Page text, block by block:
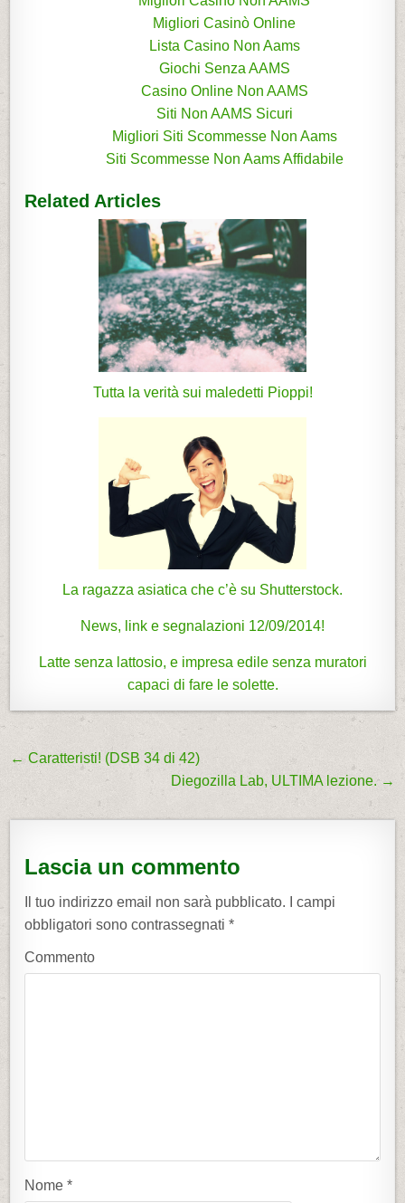
Migliori Casinò Online
Lista Casino Non Aams
Giochi Senza AAMS
Casino Online Non AAMS
Siti Non AAMS Sicuri
Migliori Siti Scommesse Non Aams
Siti Scommesse Non Aams Affidabile
Related Articles
Tutta la verità sui maledetti Pioppi!
La ragazza asiatica che c’è su Shutterstock.
News, link e segnalazioni 12/09/2014!
Latte senza lattosio, e impresa edile senza muratori
capaci di fare le solette.
N
v
g
o
c
o
← Caratteristi! (DSB 34 di 42)
Diegozilla Lab, ULTIMA lezione. →
Lascia un commento
Il tuo indirizzo email non sarà pubblicato. I campi
obbligatori sono contrassegnati*
Commento
Nome*